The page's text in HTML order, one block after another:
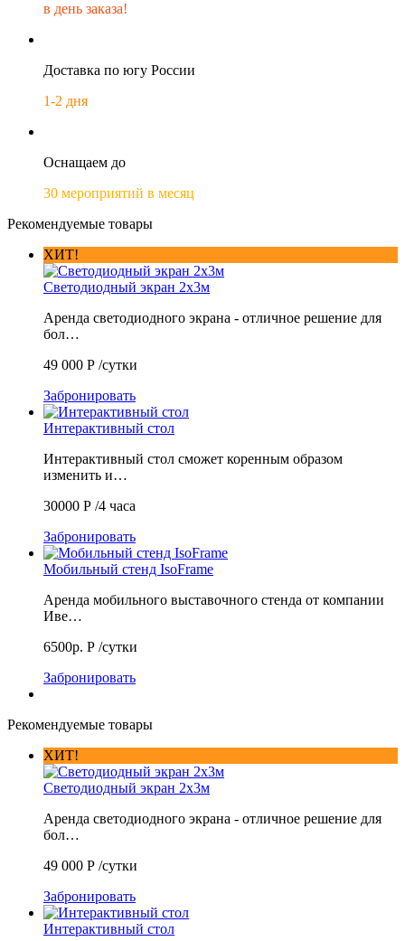
в день заказа!
Доставка по югу России
1-2 дня
Оснащаем до
30 мероприятий в месяц
Рекомендуемые товары
ХИТ!
Светодиодный экран 2х3м
Аренда светодиодного экрана - отличное решение для
бол…
49 000 Р /сутки
Забронировать
Интерактивный стол
Интерактивный стол сможет коренным образом
изменить и…
30000 Р /4 часа
Забронировать
Мобильный стенд IsoFrame
Аренда мобильного выставочного стенда от компании
Иве…
6500р. Р /сутки
Забронировать
Рекомендуемые товары
ХИТ!
Светодиодный экран 2х3м
Аренда светодиодного экрана - отличное решение для
бол…
49 000 Р /сутки
Забронировать
Интерактивный стол